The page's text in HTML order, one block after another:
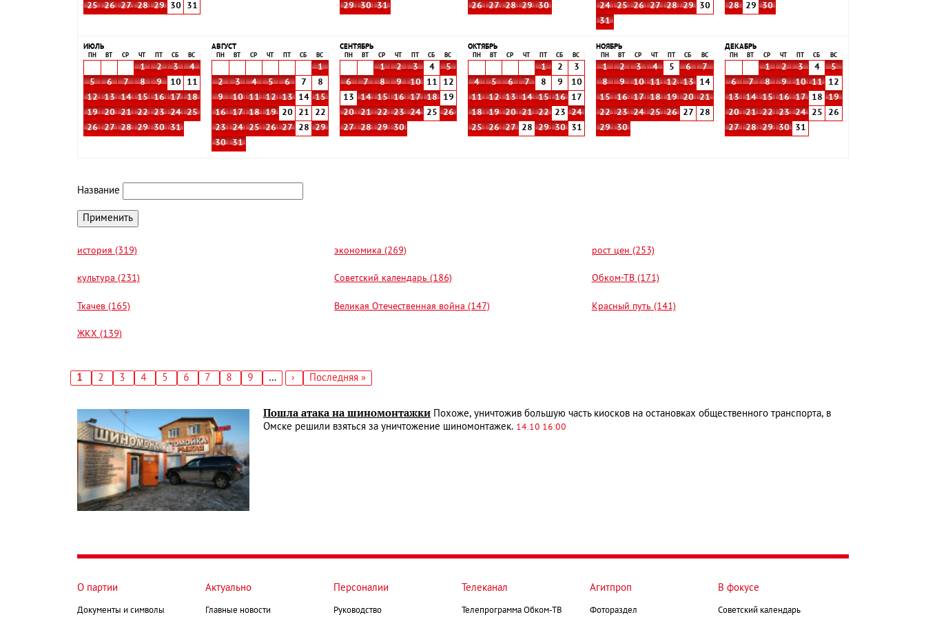
25
26 27 28 29 30 31
29
30 31
26
27 28 29 30
24
25 26 27 28 29
30
31
28
29 30
ИЮЛЬ
ПН ВТ СР ЧТ СБ ВС
1 2 3
4
5
6 7 8 9 10
11
12
13 14 15 16 17
18
19
20 21 22 23 24
25
26
27 28 29 30 31
АВГУСТ
ПН ВТ СР ЧТ СБ ВС
1
2
3 4 5 6 7
8
9
10 11 12 13 14
15
16
17 18 19 20 21
22
23
24 25 26 27 28
29
30
31
СЕНТЯБРЬ
ПН ВТ СР ЧТ СБ ВС
1 2 3 4
5
6
7 8 9 10 11
12
13
14 15 16 17 18
19
20
21 22 23 24 25
26
27
28 29 30
ОКТЯБРЬ
ПН ВТ СР ЧТ СБ ВС
1 2
3
4
5 6 7 8 9
10
11
12 13 14 15 16
17
18
19 20 21 22 23
24
25
26 27 28 29 30 31
НОЯБРЬ
ПН ВТ СР ЧТ СБ ВС
1 2 3 4 5 6
7
8
9 10 11 12 13
14
15
16 17 18 19 20
21
22
23 24 25 26 27
28
29
30
ДЕКАБРЬ
ПН ВТ СР ЧТ СБ ВС
1 2 3 4
5
6
7 8 9 10 11
12
13
14 15 16 17 18
19
20
21 22 23 24 25
26
27
28 29 30 31
Название
история (319) экономика (269) рост цен (253)
культура (231) Советский календарь (186) Обком-ТВ (171)
Ткачев (165) Великая Отечественная война (147) Красный путь (141)
ЖКХ (139)
Текущая
1 Страница
2 Страница
3 Страница
4 Страница
5 Страница
6 Страница
7 Страница
8 Страница
9 …
Следующая
›
Последняя
Последняя »
Пошла атака на шиномонтажки Похоже, уничтожив большую часть киосков на остановках общественного транспорта, в
Омске решили взяться за уничтожение шиномонтажек. 14.10 16:00
О партии
Документы и символы
Актуально
Главные новости
Персоналии
Руководство
Телеканал
Телепрограмма Обком-ТВ
Агитпроп
Фотораздел
В фокусе
Советский календарь